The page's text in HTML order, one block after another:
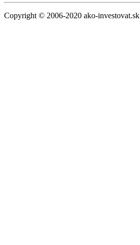
Copyright © 2006-2020 ako-investovat.sk